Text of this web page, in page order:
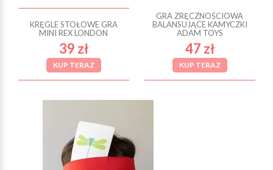
KRĘGLE STOŁOWE GRA
MINI REX LONDON
39 zł
KUP TERAZ
GRA ZRĘCZNOŚCIOWA
BALANSUJĄCE KAMYCZKI
ADAM TOYS
47 zł
KUP TERAZ